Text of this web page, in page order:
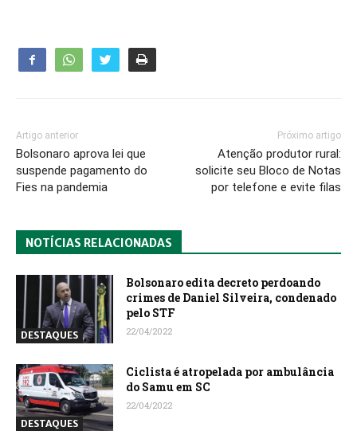
Artigo anterior
Bolsonaro aprova lei que
suspende pagamento do
Fies na pandemia
Próximo artigo
Atenção produtor rural:
solicite seu Bloco de Notas
por telefone e evite filas
NOTÍCIAS RELACIONADAS
DESTAQUES
Bolsonaro edita decreto perdoando
crimes de Daniel Silveira, condenado
pelo STF
22/04/2022
DESTAQUES
Ciclista é atropelada por ambulância
do Samu em SC
22/04/2022